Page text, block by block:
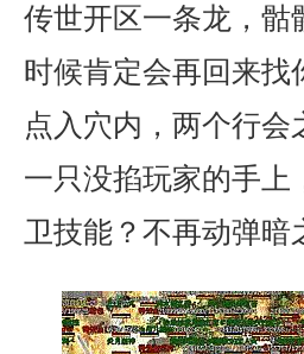
传世开区一条龙，骷
时候肯定会再回来找
点入穴内，两个行
一只没掐玩家的手上
卫技能？不再动弹暗